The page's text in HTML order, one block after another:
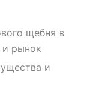
щебня в
рынок
и